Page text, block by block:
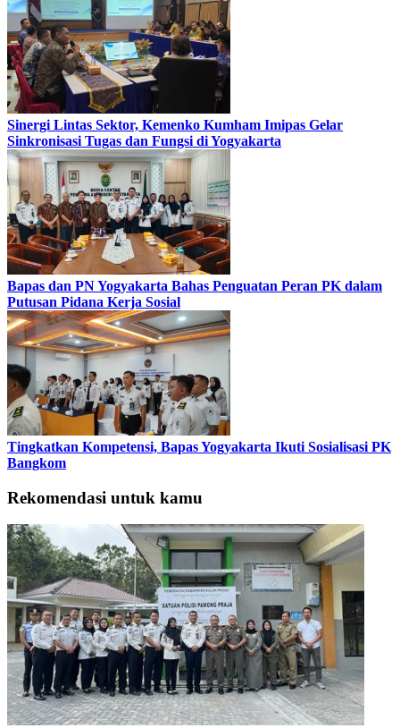
Sinergi Lintas Sektor, Kemenko Kumham Imipas Gelar
Sinkronisasi Tugas dan Fungsi di Yogyakarta
Bapas dan PN Yogyakarta Bahas Penguatan Peran PK dalam
Putusan Pidana Kerja Sosial
Tingkatkan Kompetensi, Bapas Yogyakarta Ikuti Sosialisasi PK
Bangkom
Rekomendasi untuk kamu